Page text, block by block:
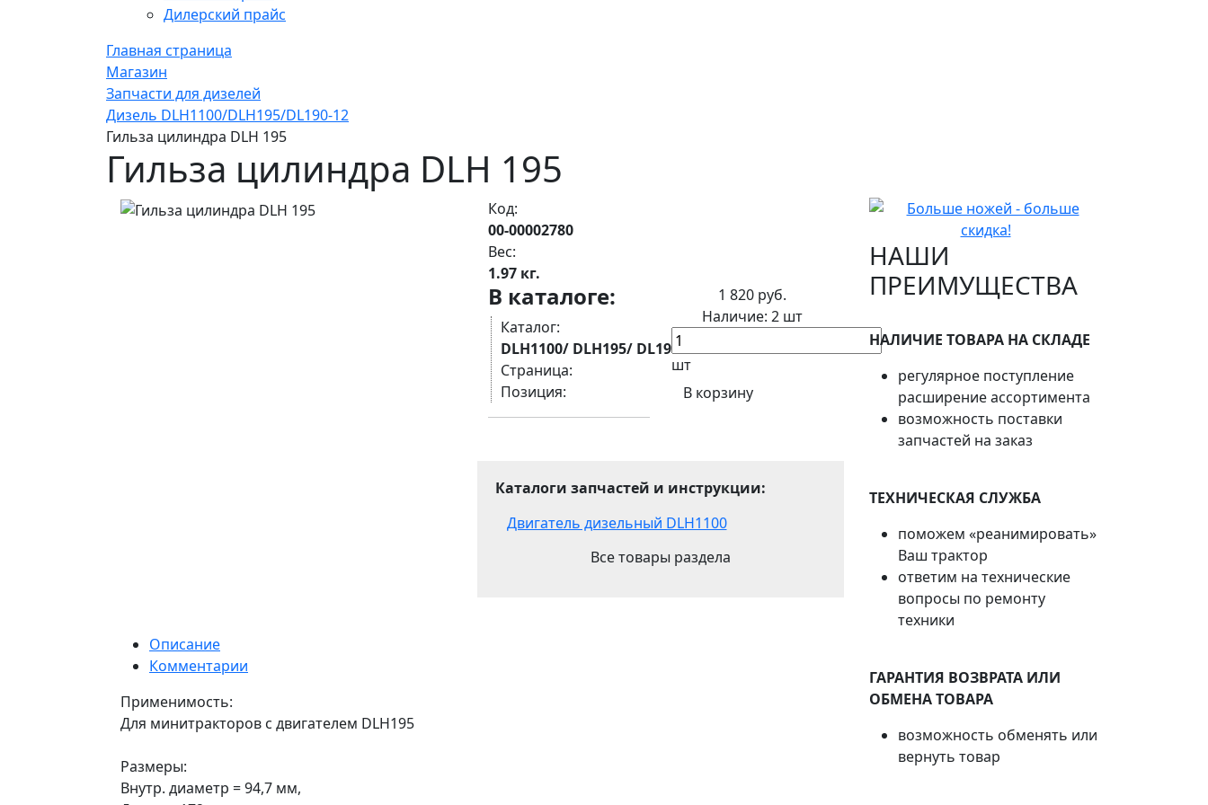
Дилерский прайс
Главная страница
Магазин
Запчасти для дизелей
Дизель DLH1100/DLH195/DL190-12
Гильза цилиндра DLH 195
Гильза цилиндра DLH 195
Код:
00-00002780
Вес:
1.97 кг.
В каталоге:
Каталог:
DLH1100/ DLH195/ DL190-12
Страница:
Позиция:
1 820 руб.
Наличие: 2 шт
шт
В корзину
Каталоги запчастей и инструкции:
Двигатель дизельный DLH1100
Все товары раздела
Описание
Комментарии
Применимость:
Для минитракторов с двигателем DLH195
Размеры:
Внутр. диаметр = 94,7 мм,
НАШИ
ПРЕИМУЩЕСТВА
НАЛИЧИЕ ТОВАРА НА СКЛАДЕ
регулярное поступление
расширение ассортимента
возможность поставки
запчастей на заказ
ТЕХНИЧЕСКАЯ СЛУЖБА
поможем «реанимировать»
Ваш трактор
ответим на технические
вопросы по ремонту
техники
ГАРАНТИЯ ВОЗВРАТА ИЛИ
ОБМЕНА ТОВАРА
возможность обменять или
вернуть товар